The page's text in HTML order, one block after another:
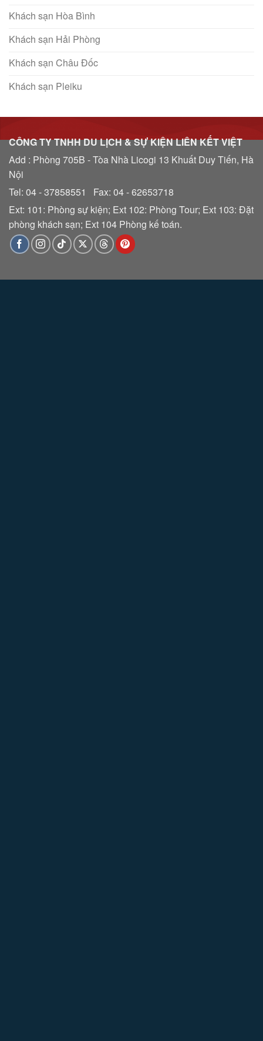
Khách sạn Hòa Bình
Khách sạn Hải Phòng
Khách sạn Châu Đốc
Khách sạn Pleiku
CÔNG TY TNHH DU LỊCH & SỰ KIỆN LIÊN KẾT VIỆT
Add : Phòng 705B - Tòa Nhà Licogi 13 Khuất Duy Tiến, Hà
Nội
Tel: 04 - 37858551 Fax: 04 - 62653718
Ext: 101: Phòng sự kiện; Ext 102: Phòng Tour; Ext 103: Đặt
phòng khách sạn; Ext 104 Phòng kế toán.